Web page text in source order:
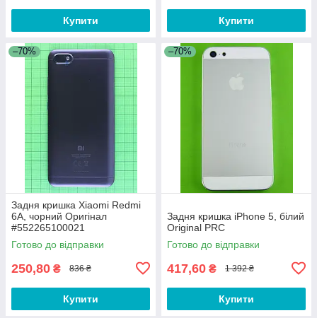
Купити Купити
–70%
Задня кришка Xiaomi Redmi
6A, чорний Оригінал
#552265100021
Готово до відправки
250,80 ₴ 836 ₴
Купити
–70%
Задня кришка iPhone 5, білий
Original PRC
Готово до відправки
417,60 ₴ 1 392 ₴
Купити